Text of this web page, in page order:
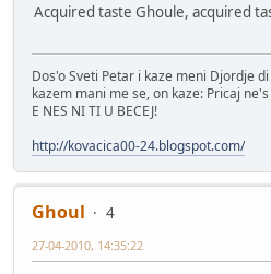
Acquired taste Ghoule, acquired
Dos'o Sveti Petar i kaze meni Djordje
kazem mani me se, on kaze: Pricaj
E NES NI TI U BECEJ!
http://kovacica00-24.blogspot.com/
Ghoul
4
27-04-2010, 14:35:22